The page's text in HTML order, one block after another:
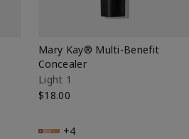
Mary Kay® Multi-Benefit
Concealer
Light 1
$18.00
+4